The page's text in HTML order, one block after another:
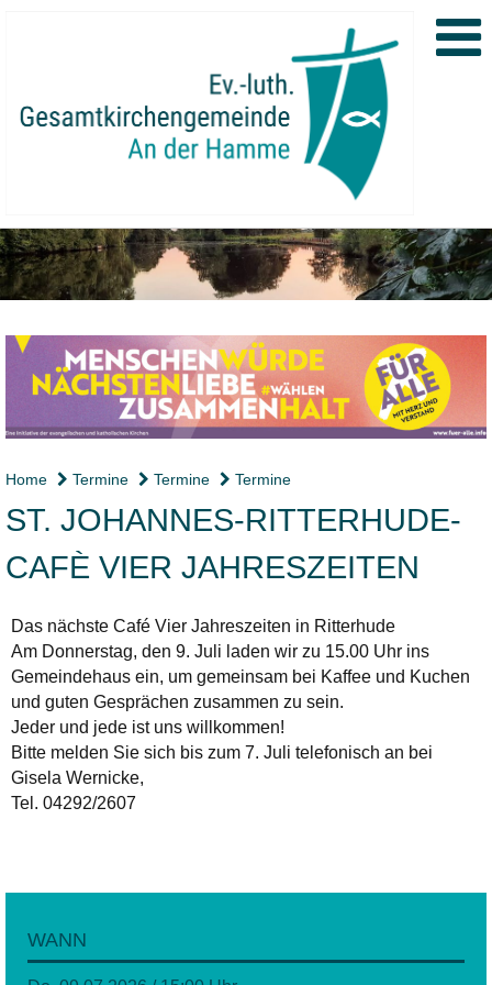
Home Termine Termine Termine
ST. JOHANNES-RITTERHUDE-
CAFÈ VIER JAHRESZEITEN
Das nächste Café Vier Jahreszeiten in Ritterhude
Am Donnerstag, den 9. Juli laden wir zu 15.00 Uhr ins
Gemeindehaus ein, um gemeinsam bei Kaffee und Kuchen
und guten Gesprächen zusammen zu sein.
Jeder und jede ist uns willkommen!
Bitte melden Sie sich bis zum 7. Juli telefonisch an bei
Gisela Wernicke,
Tel. 04292/2607
WANN